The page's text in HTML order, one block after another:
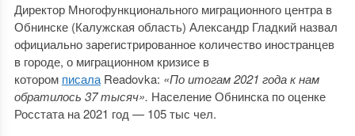
Директор Многофункционального миграционного центра в
Обнинске (Калужская область) Александр Гладкий назвал
официально зарегистрированное количество иностранцев
в городе, о миграционном кризисе в
котором писалаReadovka: «По итогам 2021 года к нам
обратилось 37 тысяч». Население Обнинска по оценке
Росстата на 2021 год—105 тыс чел.